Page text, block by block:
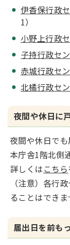
伊香保行政
1）
小野上行政
子持行政セ
赤城行政セ
北橘行政セ
夜間や休日に
夜間や休日でも
本庁舎1階北側
詳しくは こちら
（注意）各行
ることはできま
届出日を前も